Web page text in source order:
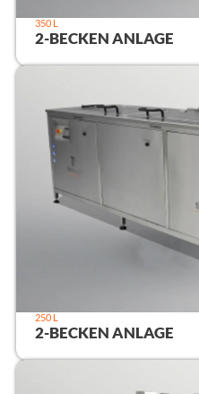
350 L
2-BECKEN ANLAGE
250 L
2-BECKEN ANLAGE